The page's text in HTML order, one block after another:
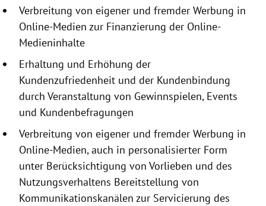
Verbreitung von eigener und fremder Werbung in
Online-Medien zur Finanzierung der Online-
Medieninhalte
Erhaltung und Erhöhung der
Kundenzufriedenheit und der Kundenbindung
durch Veranstaltung von Gewinnspielen, Events
und Kundenbefragungen
Verbreitung von eigener und fremder Werbung in
Online-Medien, auch in personalisierter Form
unter Berücksichtigung von Vorlieben und des
Nutzungsverhaltens Bereitstellung von
Kommunikationskanälen zur Servicierung des